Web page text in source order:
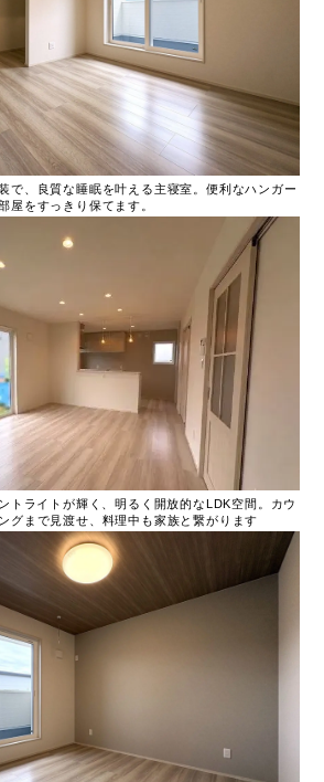
で、良質な睡眠を叶える主寝室。便利なハンガー
屋をすっきり保てます。
トライトが輝く、明るく開放的なLDK空間。カウ
グまで見渡せ、料理中も家族と繋がります